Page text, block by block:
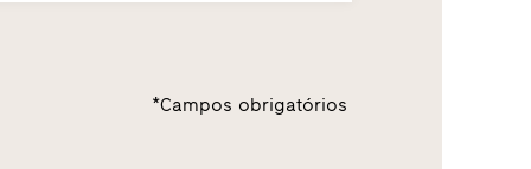
*Campos obrigatórios